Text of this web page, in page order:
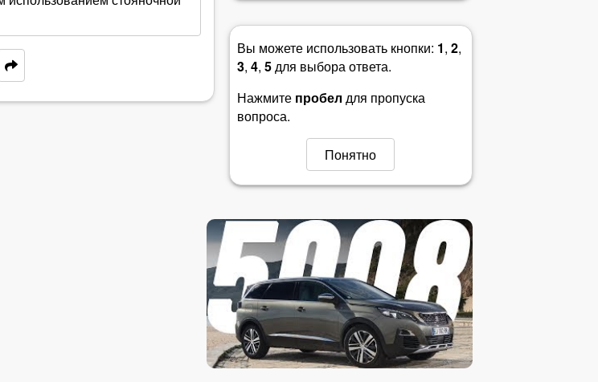
Билет 30
Билет 31
Билет 32
Билет 35
Билет 36
Билет 37
Билет 38
Вы можете использовать кнопки: 1,2,
3, 4,5для выбора ответа.
Нажмите пробел для пропуска
вопроса.
Понятно